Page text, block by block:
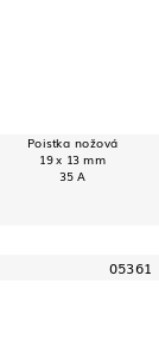
Poistka nožová
19 x 13 mm
35 A
05361